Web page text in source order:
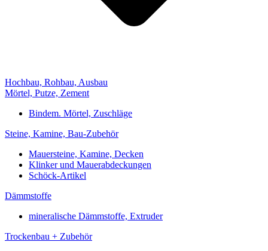
Hochbau, Rohbau, Ausbau
Mörtel, Putze, Zement
Bindem. Mörtel, Zuschläge
Steine, Kamine, Bau-Zubehör
Mauersteine, Kamine, Decken
Klinker und Mauerabdeckungen
Schöck-Artikel
Dämmstoffe
mineralische Dämmstoffe, Extruder
Trockenbau + Zubehör